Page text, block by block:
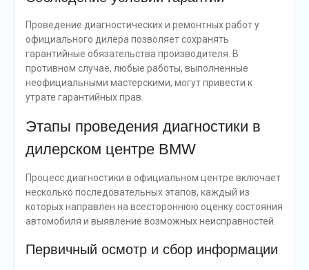
Проведение диагностических и ремонтных работ у
официального дилера позволяет сохранять
гарантийные обязательства производителя. В
противном случае, любые работы, выполненные
неофициальными мастерскими, могут привести к
утрате гарантийных прав.
Этапы проведения диагностики в
дилерском центре BMW
Процесс диагностики в официальном центре включает
несколько последовательных этапов, каждый из
которых направлен на всестороннюю оценку состояния
автомобиля и выявление возможных неисправностей.
Первичный осмотр и сбор информации